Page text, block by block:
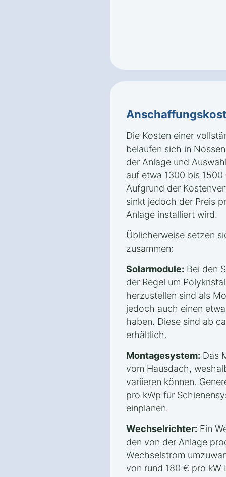
Die Kosten einer
belaufen sich in
der Anlage und
auf etwa 1300 bis
Aufgrund der
sinkt jedoch der Preis
Anlage installiert wird.
Üblicherweise setzen
zusammen:
Solarmodule: Bei den
der Regel um
herzustellen sind als
jedoch auch einen
haben. Diese sind ab
erhältlich.
Montagesystem: Das
vom Hausdach,
variieren können.
pro kWp für
einplanen.
Wechselrichter: Ein
den von der Anlage
Wechselstrom
von rund 180 € pro kW